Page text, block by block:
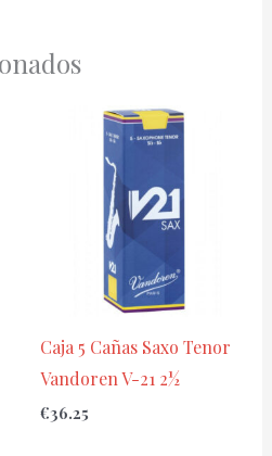
Caja 5 Cañas Saxo Tenor
Vandoren V-21 2½
€36.25